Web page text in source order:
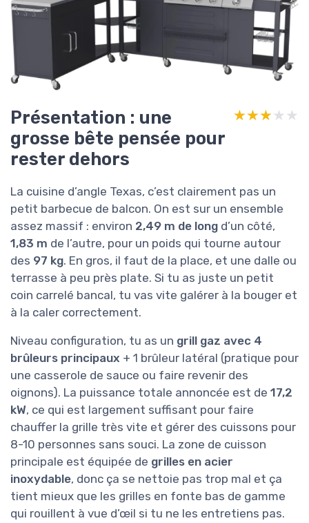
Présentation : une
grosse bête pensée pour
rester dehors
★★★★★
★★★★★
La cuisine d’angle Texas, c’est clairement pas un
petit barbecue de balcon. On est sur un ensemble
assez massif : environ 2,49 m de long d’un côté,
1,83 m de l’autre, pour un poids qui tourne autour
des 97 kg. En gros, il faut de la place, et une dalle ou
terrasse à peu près plate. Si tu as juste un petit
coin carrelé bancal, tu vas vite galérer à la bouger et
à la caler correctement.
Niveau configuration, tu as un grill gaz avec 4
brûleurs principaux + 1 brûleur latéral (pratique pour
une casserole de sauce ou faire revenir des
oignons). La puissance totale annoncée est de 17,2
kW, ce qui est largement suffisant pour faire
chauffer la grille très vite et gérer des cuissons pour
8-10 personnes sans souci. La zone de cuisson
principale est équipée de grilles en acier
inoxydable, donc ça se nettoie pas trop mal et ça
tient mieux que les grilles en fonte bas de gamme
qui rouillent à vue d’œil si tu ne les entretiens pas.